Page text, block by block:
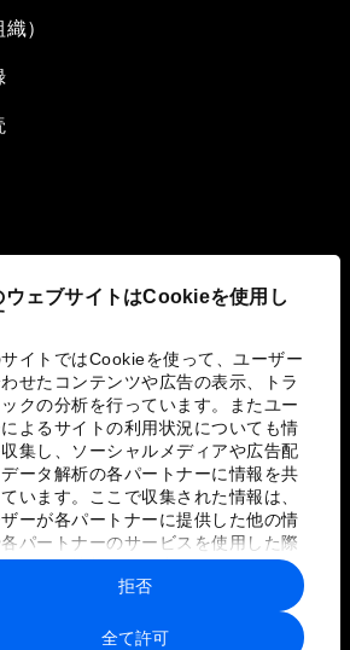
ウェブサイトはCookieを使用し
イトではCookieを使って、ユーザー
せたコンテンツや広告の表示、トラ
クの分析を行っています。またユー
よるサイトの利用状況についても情
集し、ソーシャルメディアや広告配
ータ解析の各パートナーに情報を共
います。ここで収集された情報は、
ーが各パートナーに提供した他の情
パートナーのサービスを使用した際
集された情報と組み合わされ、各パー
によって使用されることがありま
全て許可
拒否
）
取り組み
シーポリシーと利用規約